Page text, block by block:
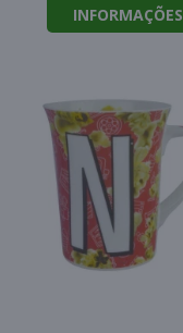
INFORMAÇÕES